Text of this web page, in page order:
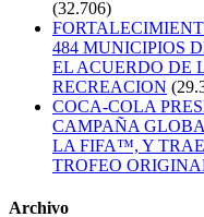
(32.706)
484 MUNICIPIOS
EL ACUERDO DE
RECREACION
COCA-COLA
CAMPAÑA
LA FIFA™, Y
TROFEO
Archivo